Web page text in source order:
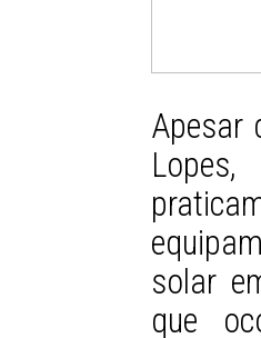
Apesar
solar
que